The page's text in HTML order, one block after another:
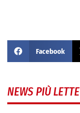
Facebook
NEWS PIÙ LETTE